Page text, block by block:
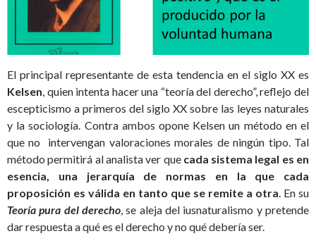
El principal representante de esta tendencia en el siglo XX es
Kelsen , quien intenta hacer una “teoría del derecho”, reflejo del
escepticismo a primeros del siglo XX sobre las leyes naturales
y la sociología. Contra ambos opone Kelsen un método en el
que no intervengan valoraciones morales de ningún tipo. Tal
método permitirá al analista ver que cada sistema legal es en
esencia, una jerarquía de normas en la que cada
proposición es válida en tanto que se remite a otra . En su
Teoría pura del derecho , se aleja del iusnaturalismo y pretende
dar respuesta a qué es el derecho y no qué debería ser.